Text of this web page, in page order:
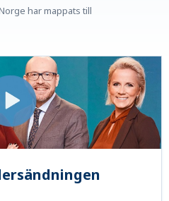
har mappats till